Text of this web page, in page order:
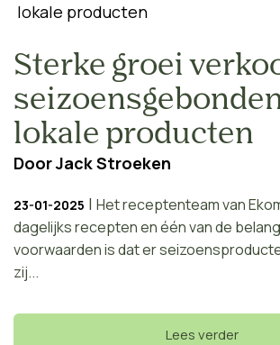
Sterke groei
lokale producten
DoorJack Stroeken
23-01-2025 | Het receptenteam van
dagelijks recepten en één van de
voorwaarden is dat er
zij...
Lees verder